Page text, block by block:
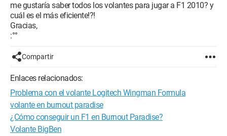
me gustaría saber todos los volantes para jugar a F1 2010? y
cuál es el más eficiente!?!
Gracias,
:°°
Compartir
Enlaces relacionados:
Problema con el volante Logitech Wingman Formula
volante en burnout paradise
¿Cómo conseguir un F1 en Burnout Paradise?
Volante BigBen